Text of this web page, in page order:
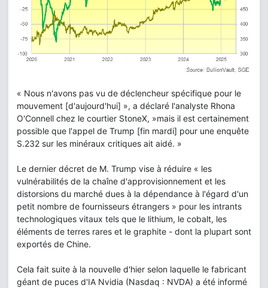
« Nous n'avons pas vu de déclencheur spécifique pour le
mouvement [d'aujourd'hui] », a déclaré l'analyste Rhona
O'Connell chez le courtier StoneX, »mais il est certainement
possible que l'appel de Trump [fin mardi] pour une enquête
S.232 sur les minéraux critiques ait aidé. »
Le dernier décret de M. Trump vise à réduire « les
vulnérabilités de la chaîne d'approvisionnement et les
distorsions du marché dues à la dépendance à l'égard d'un
petit nombre de fournisseurs étrangers » pour les intrants
technologiques vitaux tels que le lithium, le cobalt, les
éléments de terres rares et le graphite - dont la plupart sont
exportés de Chine.
Cela fait suite à la nouvelle d'hier selon laquelle le fabricant
géant de puces d'IA Nvidia (Nasdaq : NVDA) a été informé